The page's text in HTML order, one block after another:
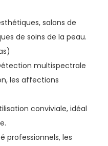
salons de
de soins de la peau.
multispectrale
les affections
conviviale, idéal
professionnels, les